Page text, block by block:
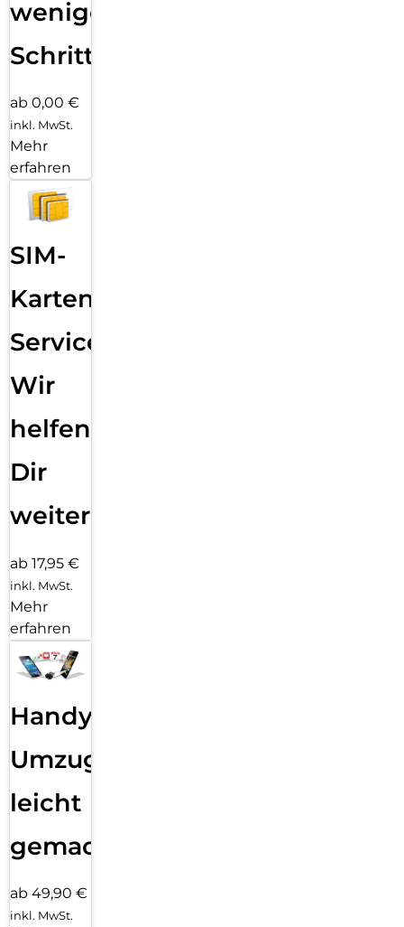
wenigen
Schritten
ab 0,00 €
inkl. MwSt.
Mehr
erfahren
SIM-
Karten
Service:
Wir
helfen
Dir
weiter
ab 17,95 €
inkl. MwSt.
Mehr
erfahren
Handy
Umzug
leicht
gemacht!
ab 49,90 €
inkl. MwSt.